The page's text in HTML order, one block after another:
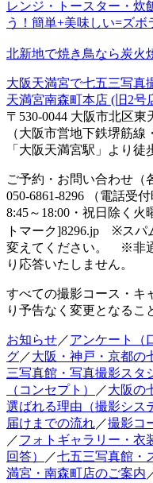
レンジ・トースター・炊
う！簡単+美味しい=ズボ
北新地で焼き鳥なら炭火
大阪天満宮で七五三写
天満宮南森町本店 (旧2号
〒530-0044 大阪市北区東
（大阪市営地下鉄堺筋
「大阪天満宮駅」より徒
ご予約・お問い合わせ（
050-6861-8296 （電話受
8:45～18:00・祝日除く
トマーク]8296.jp ※スパ
変えてください。 ※非
り応答いたしません。
すべての撮影コース・キ
り予告なく変更となるこ
お知らせ／アンケート（
グ／大阪・神戸・京都の
三写真館・写真撮影スタ
（コンセプト）
／大阪の
選ばれる理由（撮影シス
届けまでの流れ／撮影コ
／フォトギャラリー・衣
回答）
／七五三写真館・
満宮・南森町店のご案内